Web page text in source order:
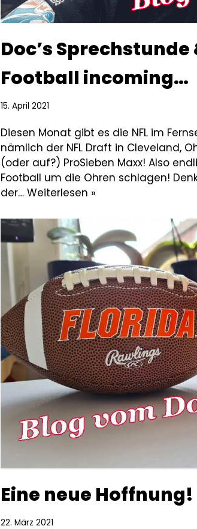
Doc’s
Football incoming…
15. April 2021
Diesen Monat gibt es die NFL im
nämlich der NFL Draft in Cleveland,
(oder auf?) ProSieben Maxx! Also
Football um die Ohren schlagen!
der… Weiterlesen »
Eine neue Hoffnung!
22. März 2021